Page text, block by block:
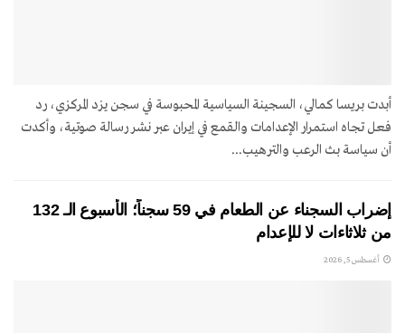
أبدت بريسا كمالي، السجينة السياسية المحبوسة في سجن يزد المركزي، رد
فعل تجاه استمرار الإعدامات والقمع في إيران عبر نشر رسالة صوتية، وأكدت
أن سياسة بث الرعب والترهيب...
إضراب السجناء عن الطعام في 59 سجناً؛ الأسبوع الـ 132
من ثلاثاءات لا للإعدام
أغسطس 5, 2026